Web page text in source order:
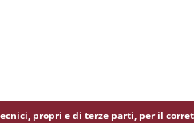
propri e di terze parti, per il